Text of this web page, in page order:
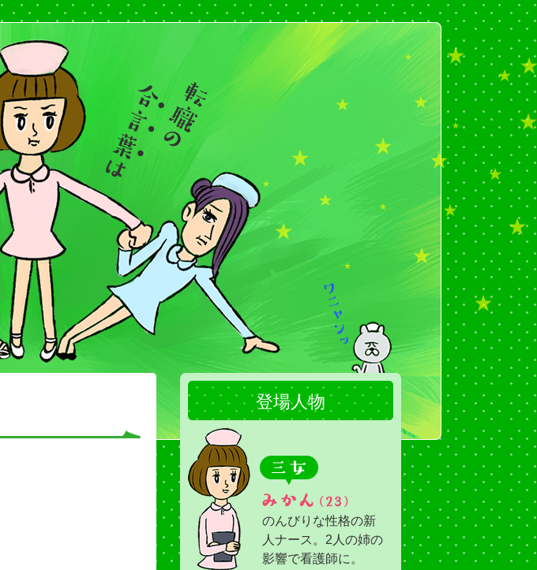
登場人物
のんびりな性格の新
人ナース。2人の姉の
影響で看護師に。